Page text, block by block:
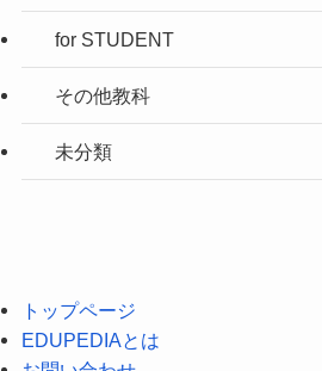
for STUDENT
その他教科
未分類
トップページ
EDUPEDIAとは